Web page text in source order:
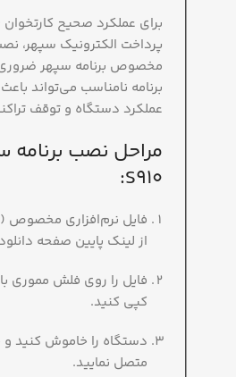
پرداخت الکترونیک سپهر،
مخصوص برنامه سپهر
برنامه نامناسب می‌تواند
عملکرد دستگاه و توقف
مراحل نصب برنامه
S910:
از لینک پایین صفحه
کپی کنید.
دستگاه را خاموش کنید و
متصل نمایید.